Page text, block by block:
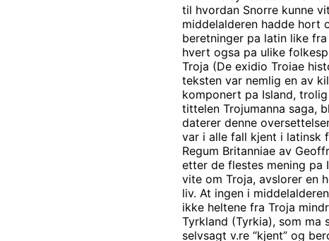
til hvordan Snorre kunne
middelalderen hadde hort
beretninger pa latin like
hvert ogsa pa ulike
Troja (De exidio Troiae
teksten var nemlig en av
komponert pa Island,
tittelen Trojumanna saga,
daterer denne
var i alle fall kjent i latinsk
Regum Britanniae av
etter de flestes mening pa
vite om Troja, avslorer en
liv. At ingen i
ikke heltene fra Troja
Tyrkland (Tyrkia), som ma
selvsagt v.re “kjent” og